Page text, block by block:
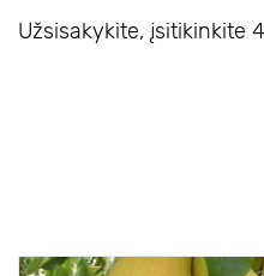
Užsisakykite, įsitikinkite